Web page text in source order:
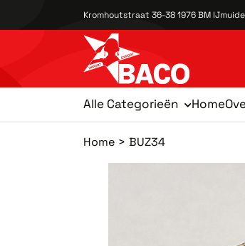
Kromhoutstraat 36-38 1976 BM
Alle Categorieën Home
Home BUZ34